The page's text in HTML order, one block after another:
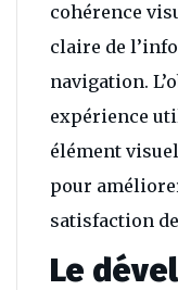
cohérence
claire de
navigation.
expérience
élément
pour
satisfaction
Le